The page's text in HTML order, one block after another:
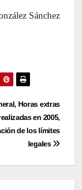
Sánchez
Horas extras
en 2005,
de los límites
legales